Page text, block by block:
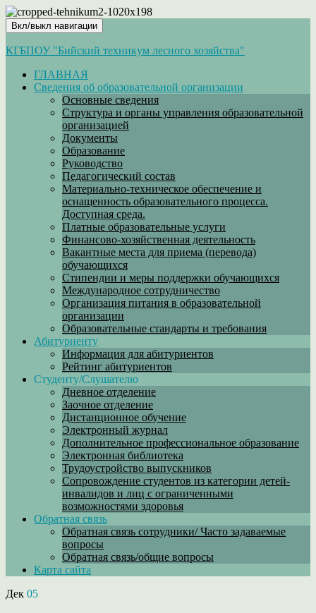
Вкл/выкл навигации
КГБПОУ "Бийский техникум лесного хозяйства"
ГЛАВНАЯ
Сведения об образовательной организации
Основные сведения
Структура и органы управления образовательной
организацией
Документы
Образование
Руководство
Педагогический состав
Материально-техническое обеспечение и
оснащенность образовательного процесса.
Доступная среда.
Платные образовательные услуги
Финансово-хозяйственная деятельность
Вакантные места для приема (перевода)
обучающихся
Стипендии и меры поддержки обучающихся
Международное сотрудничество
Организация питания в образовательной
организации
Образовательные стандарты и требования
Абитуриенту
Информация для абитуриентов
Рейтинг абитуриентов
Студенту/Слушателю
Дневное отделение
Заочное отделение
Дистанционное обучение
Электронный журнал
Дополнительное профессиональное образование
Электронная библиотека
Трудоустройство выпускников
Сопровождение студентов из категории детей-
инвалидов и лиц с ограниченными
возможностями здоровья
Обратная связь
Обратная связь сотрудники/ Часто задаваемые
вопросы
Обратная связь/общие вопросы
Карта сайта
Дек 05